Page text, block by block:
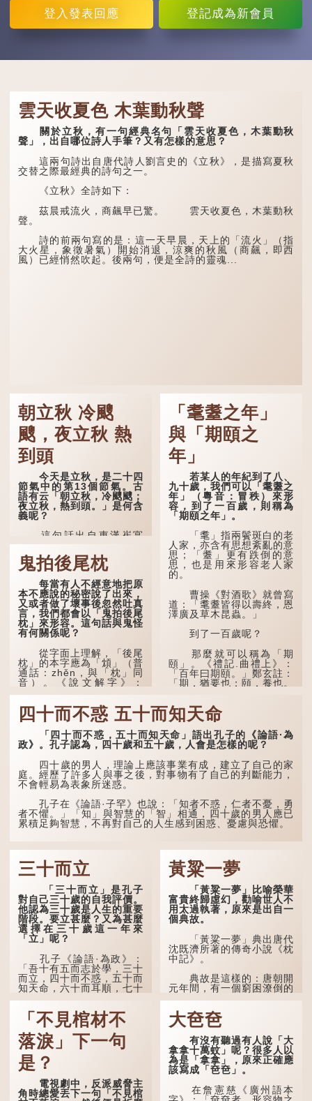
登入 發表回應 登記成為新會員
雲天收夏色 木葉動秋聲
關於立秋，有一句經典名句「雲天收夏色，木葉動秋
聲」，出自哪位詩人手筆？又有怎樣的意思？
這兩句詩出自唐代詩人劉言史的《立秋》，是描寫夏秋
交替之際最經典的詩句之一。
《立秋》全詩如下：
茲晨戒流火，商飆早已驚。 雲天收夏色，木葉動秋
聲。
詩的前兩句寫的是：這一天早晨，天上的「流火」（指
大火星，象徵暑氣）開始消退，涼爽的秋風（商飆，即西
風）已經悄然吹起。後兩句，便是全詩的靈魂...
朝立秋 冷颼
颼，夜立秋 熱
到頭
今天是立秋，是二十四
節氣中的第13個節氣。古
語有云「朝立秋，冷颼颼；
夜立秋，熱到頭。」是何含
義呢？
這句話出自東漢崔寔
《四民月令》：「朝立秋，
冷颼颼；夜立秋，熱到
頭」。到了清代，顧祿在
《清嘉錄》中記錄蘇州風俗
時，也引用了這句諺語。不
過當地百姓的口頭說法是
「朝立秋，渹颼颼；夜立
秋，熱吽吽」。雖然用字略
有不同，但意思完全一致。
準呢？它反映了古人的一種
樸素觀察：如果立秋的精
確...
鬼拍後尾枕
每當有人不經意地把原
本不應說的秘密說了出來，
又或者做了壞事後忽然吐真
言，我們都會以「鬼拍後尾
枕」來形容。這句話與鬼怪
有何關係呢？
從字面上理解，「後尾
枕」的本字應為「䪴」（普
通話：zhěn，與「枕」同
音）。《說文解字》：
民間流傳有一種說法，
人會將一些不欲為人所知的
記憶藏於頸後之處。如果忽
然吐真言，就好像被不明東
西（如鬼魂）在後腦拍了一
下，藏在腦中的秘密便脫口
而出。因此「鬼拍...
「耄耋之年」
與「期頤之
年」
若某人的年紀到了八、
九十歲，我們可以「耄耋之
年」（粵音：冒秩）來形
容，到了一百歲，則稱為
「期頤之年」。
「耄」指兩鬢斑白的老
人家，亦含有思想紊亂的意
思；「耋」更有跌倒的意
思，也是用來形容老人家
的。
曹操《對酒歌》就曾寫
道：「耄耋皆得以壽終，恩
澤廣及草木昆蟲。」
到了一百歲呢？
那麼就可以稱為「期
頤」。《禮記.曲禮上》：
「百年曰期頤。」鄭玄註：
「期，猶要也；頤，養也。
四十而不惑 五十而知天命
「四十而不惑，五十而知天命」語出孔子的《論語·為
政》。孔子認為，四十歲和五十歲，人會是怎樣的呢？
四十歲的男人，理論上應該事業有成，建立了自己的家
庭。經歷了許多人與事之後，對事物有了自己的判斷能力，
不會輕易為表象所迷惑。
孔子在《論語·子罕》也說：「知者不惑，仁者不憂，勇
者不懼。」「知」與智慧的「智」相通，四十歲的男人應已
累積足夠智慧，不再對自己的人生感到困惑、憂慮與恐懼。
三十而立
「三十而立」是孔子
對自己三十歲的自我評價。
他認為三十歲是人生的重要
階段。要立甚麼？又為甚麼
選擇在三十歲這一年來
「立」呢？
孔子《論語·為政》：
「吾十有五而志於學，三十
而立，四十而不惑，五十而
知天命，六十而耳順，七十
在古代，男子一般於
二十歲進行冠禮，冠禮完
成後便是成人，但由於未
達壯年，所以又稱「弱
冠」。《禮記·曲禮》明確
記載：「人生十年曰幼，
學；二十曰弱，冠；三十曰
壯，有室。」這說明三十歲
在...
黃粱一夢
「黃粱一夢」比喻榮華
富貴終歸虛幻，勸喻世人不
用太過執著，原來是出自一
個典故。
「黃粱一夢」典出唐代
沈既濟所著的傳奇小說《枕
中記》。
典故是這樣的：唐朝開
元年間，有一個窮困潦倒的
盧姓書生，在上京赴考的途
中經過一間旅店休息，碰巧
遇到一位呂姓道士，兩人暢
談甚歡。
言談間，盧姓書生感慨
自己雖貴為讀書人，但一直
未能考取功名，仍然貧困，
感到十分落泊。於是，道士
拿出一個青瓷枕頭，讓...
「不見棺材不
落淚」下一句
是？
電視劇中，反派威脅主
角時總愛丟下一句「不見棺
大夿夿
有沒有聽過有人說「大
拿拿十萬蚊」呢？很多人以
為是「拿拿」，原來正確應
該寫成「夿夿」。
在詹憲慈《廣州語本